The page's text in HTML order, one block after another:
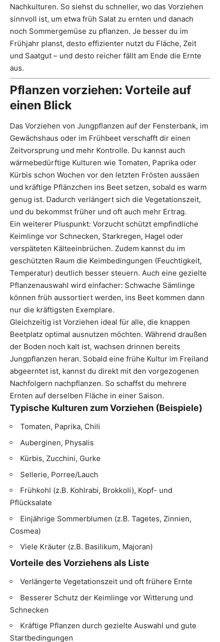
Nachkulturen. So siehst du schneller, wo das Vorziehen
sinnvoll ist, um etwa früh Salat zu ernten und danach
noch Sommergemüse zu pflanzen. Je besser du im
Frühjahr planst, desto effizienter nutzt du Fläche, Zeit
und Saatgut – und desto reicher fällt am Ende die Ernte
aus.
Pflanzen vorziehen: Vorteile auf
einen Blick
Das Vorziehen von Jungpflanzen auf der Fensterbank, im
Gewächshaus oder im Frühbeet verschafft dir einen
Zeitvorsprung und mehr Kontrolle. Du kannst auch
wärmebedürftige Kulturen wie Tomaten, Paprika oder
Kürbis schon Wochen vor den letzten Frösten aussäen
und kräftige Pflänzchen ins Beet setzen, sobald es warm
genug ist. Dadurch verlängert sich die Vegetationszeit,
und du bekommst früher und oft auch mehr Ertrag.
Ein weiterer Pluspunkt: Vorzucht schützt empfindliche
Keimlinge vor Schnecken, Starkregen, Hagel oder
verspäteten Kälteeinbrüchen. Zudem kannst du im
geschützten Raum die Keimbedingungen (Feuchtigkeit,
Temperatur) deutlich besser steuern. Auch eine gezielte
Pflanzenauswahl wird einfacher: Schwache Sämlinge
können früh aussortiert werden, ins Beet kommen dann
nur die kräftigsten Exemplare.
Gleichzeitig ist Vorziehen ideal für alle, die knappen
Beetplatz optimal ausnutzen möchten. Während draußen
der Boden noch kalt ist, wachsen drinnen bereits
Jungpflanzen heran. Sobald eine frühe Kultur im Freiland
abgeerntet ist, kannst du direkt mit den vorgezogenen
Nachfolgern nachpflanzen. So schaffst du mehrere
Ernten auf derselben Fläche in einer Saison.
Typische Kulturen zum Vorziehen (Beispiele)
Tomaten, Paprika, Chili
Auberginen, Physalis
Kürbis, Zucchini, Gurke
Sellerie, Porree/Lauch
Frühkohl (z.B. Kohlrabi, Brokkoli), Kopf- und
Pflücksalate
Einjährige Sommerblumen (z.B. Tagetes, Zinnien,
Cosmea)
Viele Kräuter (z.B. Basilikum, Majoran)
Vorteile des Vorziehens als Liste
Verlängerte Vegetationszeit und oft frühere Ernte
Besserer Schutz der Keimlinge vor Witterung und
Schnecken
Kräftige Pflanzen durch gezielte Auswahl und gute
Startbedingungen